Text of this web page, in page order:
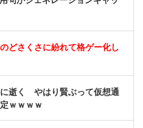
どさくさに紛れて格ゲー化し
に逝く やはり賢ぶって仮想通
ｗｗｗｗ